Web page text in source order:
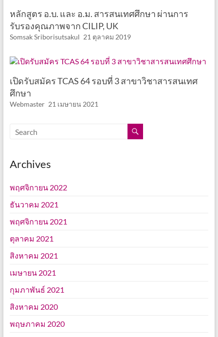
หลักสูตร อ.บ. และ อ.ม. สารสนเทศศึกษา ผ่านการ
รับรองคุณภาพจาก CILIP, UK
Somsak Sriborisutsakul 21 ตุลาคม 2019
เปิดรับสมัคร TCAS 64 รอบที่ 3 สาขาวิชาสารสนเทศ
ศึกษา
Webmaster 21 เมษายน 2021
Archives
พฤศจิกายน 2022
ธันวาคม 2021
พฤศจิกายน 2021
ตุลาคม 2021
สิงหาคม 2021
เมษายน 2021
กุมภาพันธ์ 2021
สิงหาคม 2020
พฤษภาคม 2020